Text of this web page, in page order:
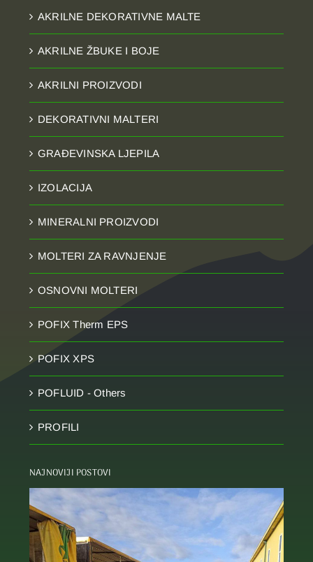
AKRILNE DEKORATIVNE MALTE
AKRILNE ŽBUKE I BOJE
AKRILNI PROIZVODI
DEKORATIVNI MALTERI
GRAĐEVINSKA LJEPILA
IZOLACIJA
MINERALNI PROIZVODI
MOLTERI ZA RAVNJENJE
OSNOVNI MOLTERI
POFIX Therm EPS
POFIX XPS
POFLUID - Others
PROFILI
NAJNOVIJI POSTOVI